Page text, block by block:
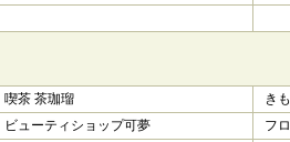
喫茶 茶珈瑠
き
ビューティショップ可夢
フ